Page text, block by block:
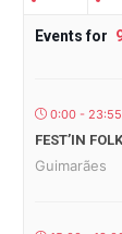
Events for
0:00 - 23:55
FEST’IN
Guimarães